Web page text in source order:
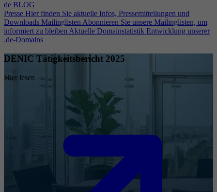
de BLOG
Presse Hier finden Sie aktuelle Infos, Pressemitteilungen und
Downloads Mailinglisten Abonnieren Sie unsere Mailinglisten, um
informiert zu bleiben Aktuelle Domainstatistik Entwicklung unserer
.de-Domains
DENIC Tätigkeitsbericht 2025
Hier lesen